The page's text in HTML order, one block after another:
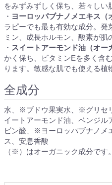
をみずみずしく保ち、若々しい
・ ヨーロッパブナノメエキス（
ラピーでも最も有効な成分。発
ミン、成長ホルモン、酸素が肌
・ スイートアーモンド油（オー
かく保ち、ビタミンEを多く含
ります。敏感な肌でも使える植
全成分
水、※ブドウ果実水、※グリセ
イートアーモンド油、ベンジ
ビン酸、※ヨーロッパブナノメ
ス、安息香酸
（※）はオーガニック成分です。